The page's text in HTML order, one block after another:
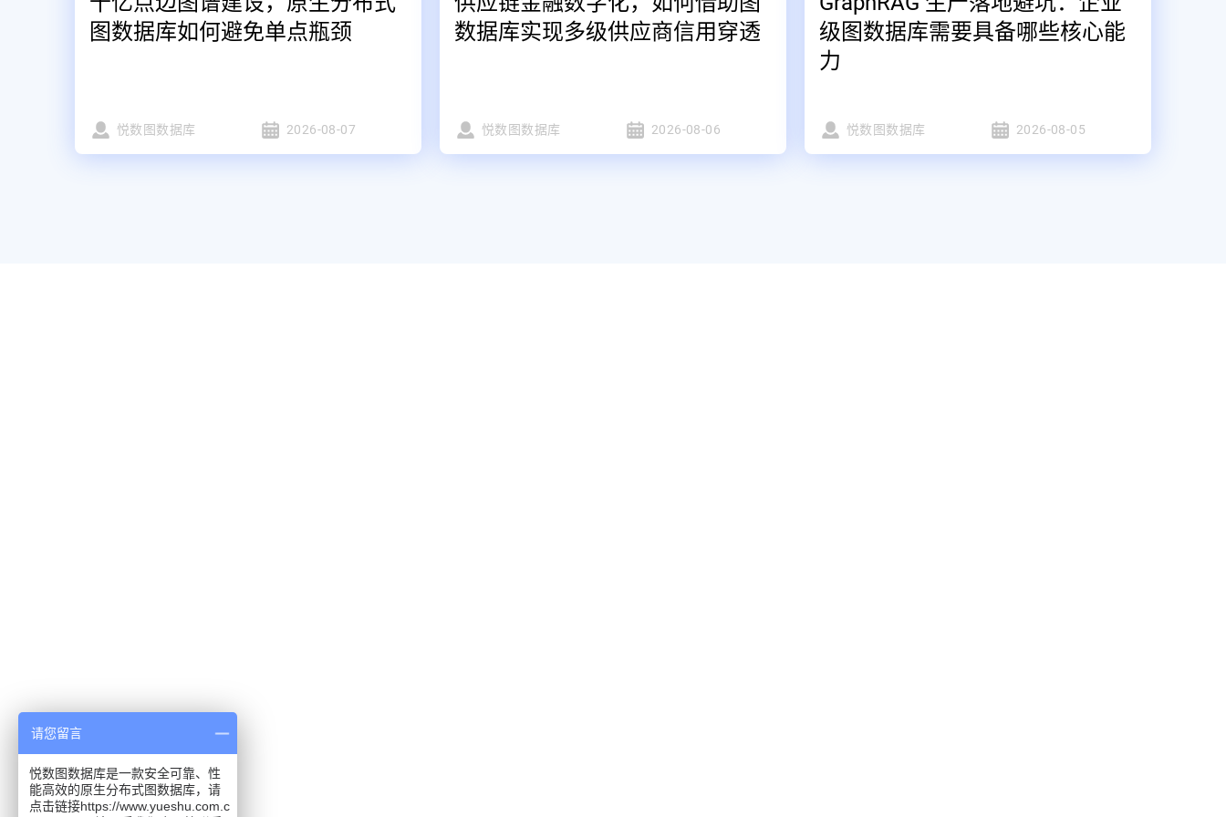
图数据库如何避免单点瓶颈
悦数图数据库 2026-08-07
数据库实现多级供应商信用穿透
悦数图数据库 2026-08-06
级图数据库需要具备哪些核心能
力
悦数图数据库 2026-08-05
请您留言
悦数图数据库是一款安全可靠、性
能高效的原生分布式图数据库，请
点击链接https://www.yueshu.com.c